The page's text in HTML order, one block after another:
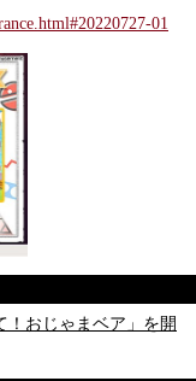
01
！おじゃまベア」を開